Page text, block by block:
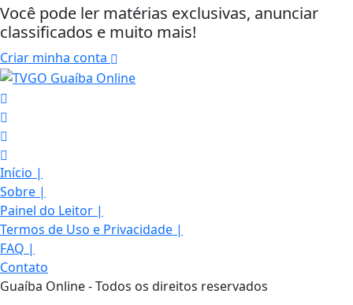
Você pode ler matérias exclusivas, anunciar
classificados e muito mais!
Criar minha conta
Início |
Sobre |
Painel do Leitor |
Termos de Uso e Privacidade |
FAQ |
Contato
Guaíba Online - Todos os direitos reservados